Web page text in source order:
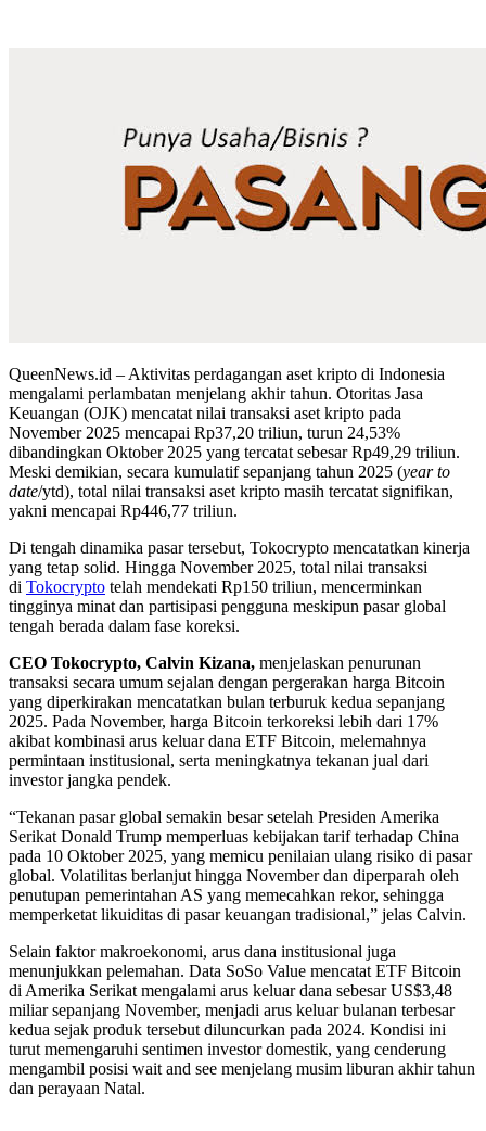
QueenNews.id – Aktivitas perdagangan aset kripto di Indonesia
mengalami perlambatan menjelang akhir tahun. Otoritas Jasa
Keuangan (OJK) mencatat nilai transaksi aset kripto pada
November 2025 mencapai Rp37,20 triliun, turun 24,53%
dibandingkan Oktober 2025 yang tercatat sebesar Rp49,29 triliun.
Meski demikian, secara kumulatif sepanjang tahun 2025 (year to
date/ytd), total nilai transaksi aset kripto masih tercatat signifikan,
yakni mencapai Rp446,77 triliun.
Di tengah dinamika pasar tersebut, Tokocrypto mencatatkan kinerja
yang tetap solid. Hingga November 2025, total nilai transaksi
di Tokocrypto telah mendekati Rp150 triliun, mencerminkan
tingginya minat dan partisipasi pengguna meskipun pasar global
tengah berada dalam fase koreksi.
CEO Tokocrypto, Calvin Kizana, menjelaskan penurunan
transaksi secara umum sejalan dengan pergerakan harga Bitcoin
yang diperkirakan mencatatkan bulan terburuk kedua sepanjang
2025. Pada November, harga Bitcoin terkoreksi lebih dari 17%
akibat kombinasi arus keluar dana ETF Bitcoin, melemahnya
permintaan institusional, serta meningkatnya tekanan jual dari
investor jangka pendek.
“Tekanan pasar global semakin besar setelah Presiden Amerika
Serikat Donald Trump memperluas kebijakan tarif terhadap China
pada 10 Oktober 2025, yang memicu penilaian ulang risiko di pasar
global. Volatilitas berlanjut hingga November dan diperparah oleh
penutupan pemerintahan AS yang memecahkan rekor, sehingga
memperketat likuiditas di pasar keuangan tradisional,” jelas Calvin.
Selain faktor makroekonomi, arus dana institusional juga
menunjukkan pelemahan. Data SoSo Value mencatat ETF Bitcoin
di Amerika Serikat mengalami arus keluar dana sebesar US$3,48
miliar sepanjang November, menjadi arus keluar bulanan terbesar
kedua sejak produk tersebut diluncurkan pada 2024. Kondisi ini
turut memengaruhi sentimen investor domestik, yang cenderung
mengambil posisi wait and see menjelang musim liburan akhir tahun
dan perayaan Natal.